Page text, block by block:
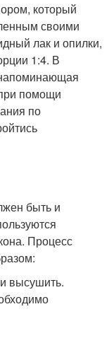
который
своими
лак и опилки,
1:4. В
помощи
по
быть и
Процесс
высушить.